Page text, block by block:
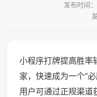
发布时间
小程序打牌提高胜率
家，快速成为一个“
用户可通过正规渠道